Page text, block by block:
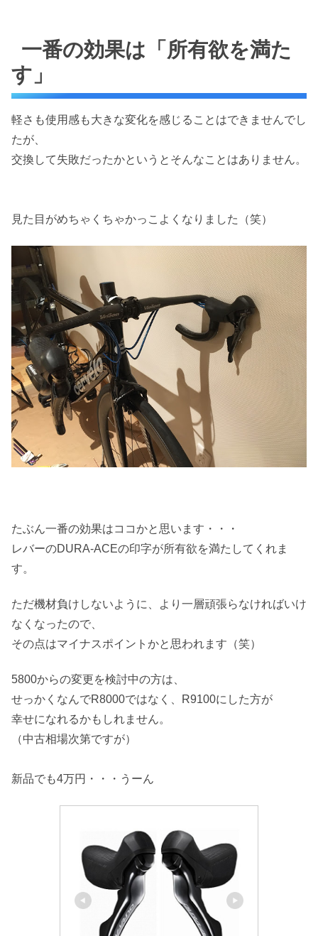
一番の効果は「所有欲を満た
す」
軽さも使用感も大きな変化を感じることはできませんでし
たが、
交換して失敗だったかというとそんなことはありません。
見た目がめちゃくちゃかっこよくなりました（笑）
たぶん一番の効果はココかと思います・・・
レバーのDURA-ACEの印字が所有欲を満たしてくれま
す。
ただ機材負けしないように、より一層頑張らなければいけ
なくなったので、
その点はマイナスポイントかと思われます（笑）
5800からの変更を検討中の方は、
せっかくなんでR8000ではなく、R9100にした方が
幸せになれるかもしれません。
（中古相場次第ですが）
新品でも4万円・・・うーん